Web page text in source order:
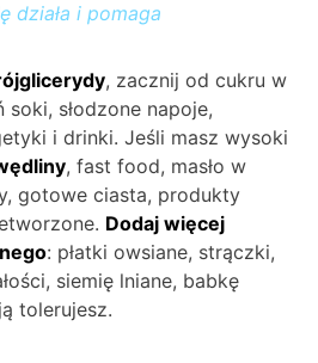
działa i pomaga
, zacznij od cukru w
soki, słodzone napoje,
i drinki. Jeśli masz wysoki
, fast food, masło w
gotowe ciasta, produkty
Dodaj więcej
: płatki owsiane, strączki,
siemię lniane, babkę
tolerujesz.